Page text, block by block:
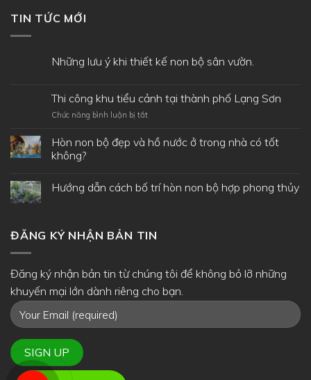
TIN TỨC MỚI
Những lưu ý khi thiết kế non bộ sân vườn.
Thi công khu tiểu cảnh tại thành phố Lạng Sơn
Chức năng bình luận bị tắtở
công
tại
Sơn
Hòn non bộ đẹp và hồ nước ở trong nhà có tốt
không?
Hướng dẫn cách bố trí hòn non bộ hợp phong thủy
ĐĂNG KÝ NHẬN BẢN TIN
Đăng ký nhận bản tin từ chúng tôi để không bỏ lỡ những
khuyến mại lớn dành riêng cho bạn.